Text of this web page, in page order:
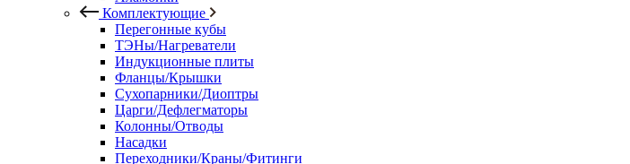
Комплектующие
Перегонные кубы
ТЭНы/Нагреватели
Индукционные плиты
Фланцы/Крышки
Сухопарники/Диоптры
Царги/Дефлегматоры
Колонны/Отводы
Насадки
Переходники/Краны/Фитинги